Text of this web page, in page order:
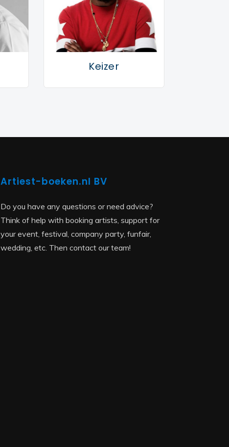
Keizer
Artiest-boeken.nl BV
Do you have any questions or need advice?
Think of help with booking artists, support for
your event, festival, company party, funfair,
wedding, etc. Then contact our team!